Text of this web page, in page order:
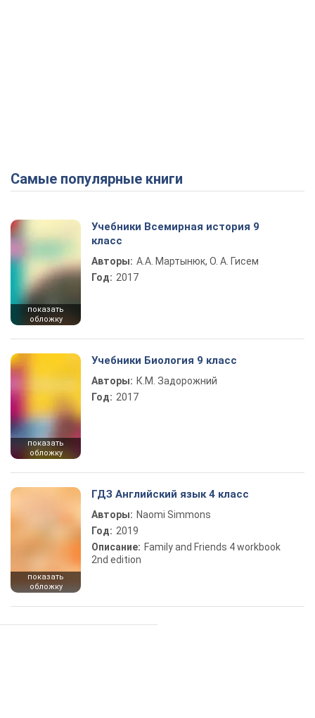
Самые популярные книги
показать
обложку
Учебники Всемирная история 9
класс
Авторы: А.А. Мартынюк, О. А. Гисем
Год: 2017
показать
обложку
Учебники Биология 9 класс
Авторы: К.М. Задорожний
Год: 2017
показать
обложку
ГДЗ Английский язык 4 класс
Авторы: Naomi Simmons
Год: 2019
Описание: Family and Friends 4 workbook
2nd edition